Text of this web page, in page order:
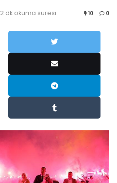
2 dk okuma süresi 10 0